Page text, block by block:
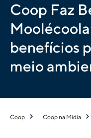
Coop Faz
benefícios
meio
Coop Coop na Midia